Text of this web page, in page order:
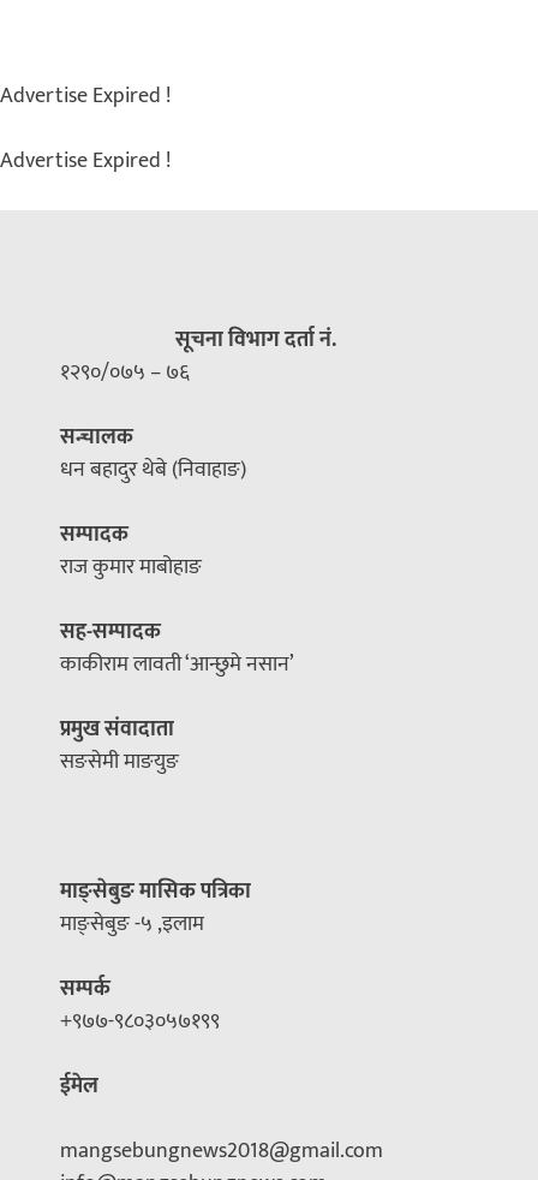
Advertise Expired !
Advertise Expired !
सूचना विभाग दर्ता नं.
१२९०/०७५ – ७६
सन्चालक
धन बहादुर थेबे (निवाहाङ)
सम्पादक
राज कुमार माबोहाङ
सह-सम्पादक
काकीराम लावती ‘आन्छुमे नसान’
प्रमुख संवादाता
सङसेमी माङयुङ
माङ्सेबुङ मासिक पत्रिका
माङ्सेबुङ -५ ,इलाम
सम्पर्क
+९७७-९८०३०५७१९९
ईमेल
mangsebungnews2018@gmail.com